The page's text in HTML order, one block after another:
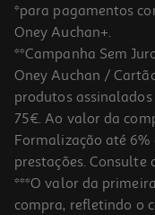
-30%
Ambient. Arbre Magique
1.54 €/un
*para pagamentos
Oney Auchan+.
**Campanha Sem
Oney Auchan /
produtos
75€. Ao valor da
Formalização até
prestações. Consulte
***O valor da
compra, refletindo o